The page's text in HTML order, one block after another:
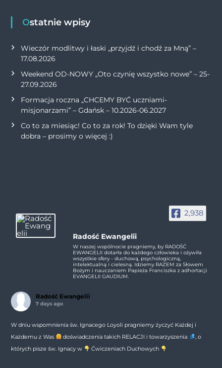
Ostatnie wpisy
Wieczór modlitwy i łaski „przyjdź i chodź za Mną” –
17.08.2026
Weekend OD-NOWY „Oto czynię wszystko nowe” – 25-
27.09.2026
Formacja roczna „CHCEMY BYĆ uczniami-
misjonarzami” – Gdańsk – 10.2026-06.2027
Co to za miesiąc! Co to za rok! To dzięki Wam tyle
dobra – prosimy o więcej :)
2,938
Radość Ewangelii
W naszej wspólnocie pragniemy, by RADOŚĆ
EWANGELII dotarła do każdego człowieka i ożywiła
wszystkie sfery - duchową, psychologiczną,
intelektualną i cielesną. Idziemy RAZEM za Słowem
Bożym i nauczaniem Papieża Franciszka z adhortacji
EVANGELII GAUDIUM.
Radość Ewangelii
7 days ago
W dniu wspomnienia św. Ignacego Loyoli pragniemy życzyć Każdej i
Każdemu z Was
doświadczenia takich RELACJI i towarzyszenia
, o
których pisze św. Ignacy w
Ćwiczeniach Duchowych